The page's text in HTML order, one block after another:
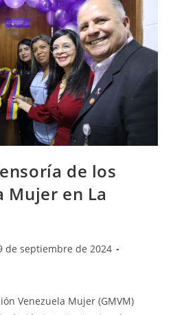
de los
Mujer en La
de septiembre de 2024
Venezuela Mujer (GMVM)